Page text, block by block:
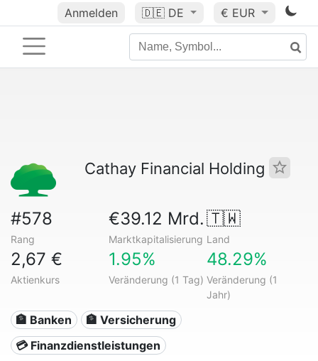
Anmelden 🇩🇪 DE € EUR
Cathay Financial Holding
#578
Rang
€39.12 Mrd.
Marktkapitalisierung
🇹🇼
Land
2,67 €
Aktienkurs
1.95%
Veränderung (1 Tag)
48.29%
Veränderung (1
Jahr)
🏦 Banken
🏦 Versicherung
💳 Finanzdienstleistungen